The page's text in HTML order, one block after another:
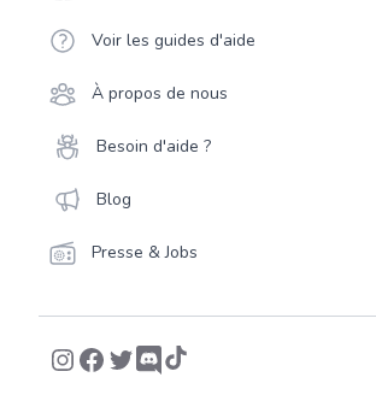
Voir les guides d'aide
À propos de nous
Besoin d'aide ?
Blog
Presse & Jobs